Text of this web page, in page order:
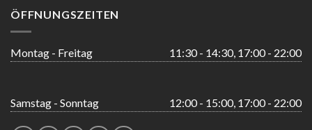
ÖFFNUNGSZEITEN
Montag - Freitag 11:30 - 14:30, 17:00 - 22:00
Samstag - Sonntag 12:00 - 15:00, 17:00 - 22:00